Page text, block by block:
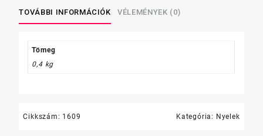
TOVÁBBI INFORMÁCIÓK VÉLEMÉNYEK (0)
Tömeg
0,4 kg
Cikkszám: 1609 Kategória: Nyelek